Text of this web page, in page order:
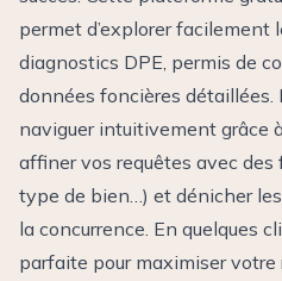
permet d’explorer facilement
diagnostics DPE, permis de
données foncières détaillées.
naviguer intuitivement grâce
affiner vos requêtes avec des
type de bien…) et dénicher
la concurrence. En quelques
parfaite pour maximiser